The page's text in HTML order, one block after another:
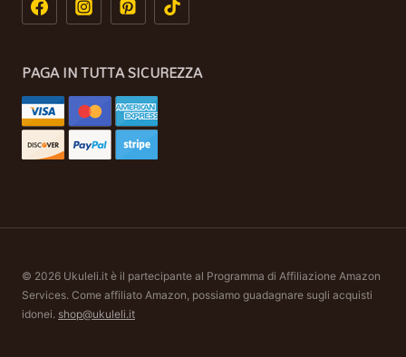
PAGA IN TUTTA SICUREZZA
© 2026 Ukuleli.it è il partecipante al Programma di Affiliazione Amazon
Services. Come affiliato Amazon, possiamo guadagnare sugli acquisti
idonei. shop@ukuleli.it